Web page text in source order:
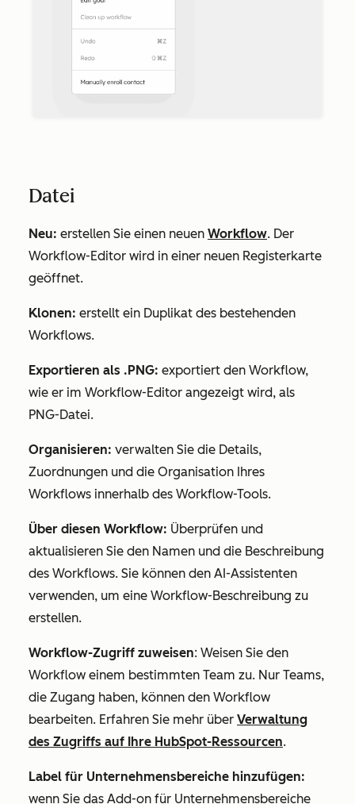
Datei
Neu: erstellen Sie einen neuen Workflow. Der
Workflow-Editor wird in einer neuen Registerkarte
geöffnet.
Klonen: erstellt ein Duplikat des bestehenden
Workflows.
Exportieren als .PNG: exportiert den Workflow,
wie er im Workflow-Editor angezeigt wird, als
PNG-Datei.
Organisieren: verwalten Sie die Details,
Zuordnungen und die Organisation Ihres
Workflows innerhalb des Workflow-Tools.
Über diesen Workflow: Überprüfen und
aktualisieren Sie den Namen und die Beschreibung
des Workflows. Sie können den AI-Assistenten
verwenden, um eine Workflow-Beschreibung zu
erstellen.
Workflow-Zugriff zuweisen: Weisen Sie den
Workflow einem bestimmten Team zu. Nur Teams,
die Zugang haben, können den Workflow
bearbeiten. Erfahren Sie mehr über Verwaltung
des Zugriffs auf Ihre HubSpot-Ressourcen.
Label für Unternehmensbereiche hinzufügen:
wenn Sie das Add-on für Unternehmensbereiche